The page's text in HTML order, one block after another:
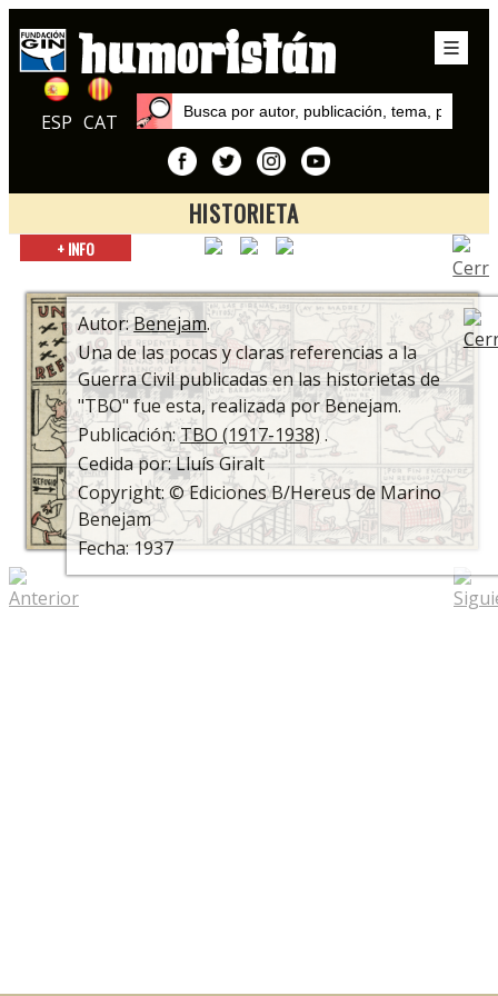
ESP CAT
HISTORIETA
Inicio
TBO: Cien años de historia
+ INFO
Autor:Benejam.
Una de las pocas y claras referencias a la
Guerra Civil publicadas en las historietas de
"TBO" fue esta, realizada por Benejam.
Publicación:TBO (1917-1938).
Cedida por: Lluís Giralt
Copyright: © Ediciones B/Hereus de Marino
Benejam
Fecha: 1937